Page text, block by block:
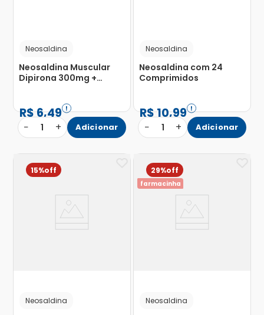
Neosaldina
Neosaldina Muscular
Dipirona 300mg +
com 10 Comprimidos
R$6,49
− 1 + Adicionar
Neosaldina
Neosaldina com 24
Comprimidos
R$10,99
− 1 + Adicionar
15%
Neosaldina
29%
farmacinha
Neosaldina